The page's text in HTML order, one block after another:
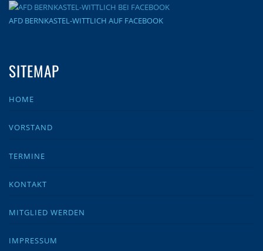
AFD BERNKASTEL-WITTLICH AUF FACEBOOK
SITEMAP
HOME
VORSTAND
TERMINE
KONTAKT
MITGLIED WERDEN
IMPRESSUM